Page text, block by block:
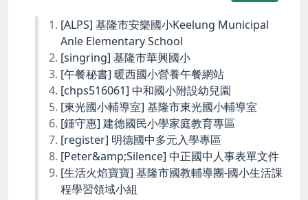
[ALPS] 基隆市安樂國小Keelung Municipal
Anle Elementary School
[singring] 基隆市華興國小
[午餐秘書] 暖西國小營養午餐網站
[chps516061] 中和國小附設幼兒園
[東光國小輔導室] 基隆市東光國小輔導室
[鍾守惠] 建德國民小學家庭教育專區
[register] 明德國中多元入學專區
[Peter&amp;Silence] 中正國中人事表單文件
[生活火焰寶寶] 基隆市國教輔導團-國小生活課
程學習領域小組